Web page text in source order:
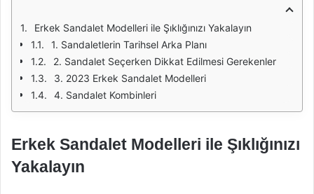
Erkek Sandalet Modelleri ile Şıklığınızı Yakalayın
1. Sandaletlerin Tarihsel Arka Planı
2. Sandalet Seçerken Dikkat Edilmesi Gerekenler
3. 2023 Erkek Sandalet Modelleri
4. Sandalet Kombinleri
Erkek Sandalet Modelleri ile Şıklığınızı
Yakalayın